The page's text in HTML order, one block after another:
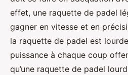
effet, une raquette de padel
gagner en vitesse et en
la raquette de padel est
puissance à chaque coup
qu’une raquette de padel